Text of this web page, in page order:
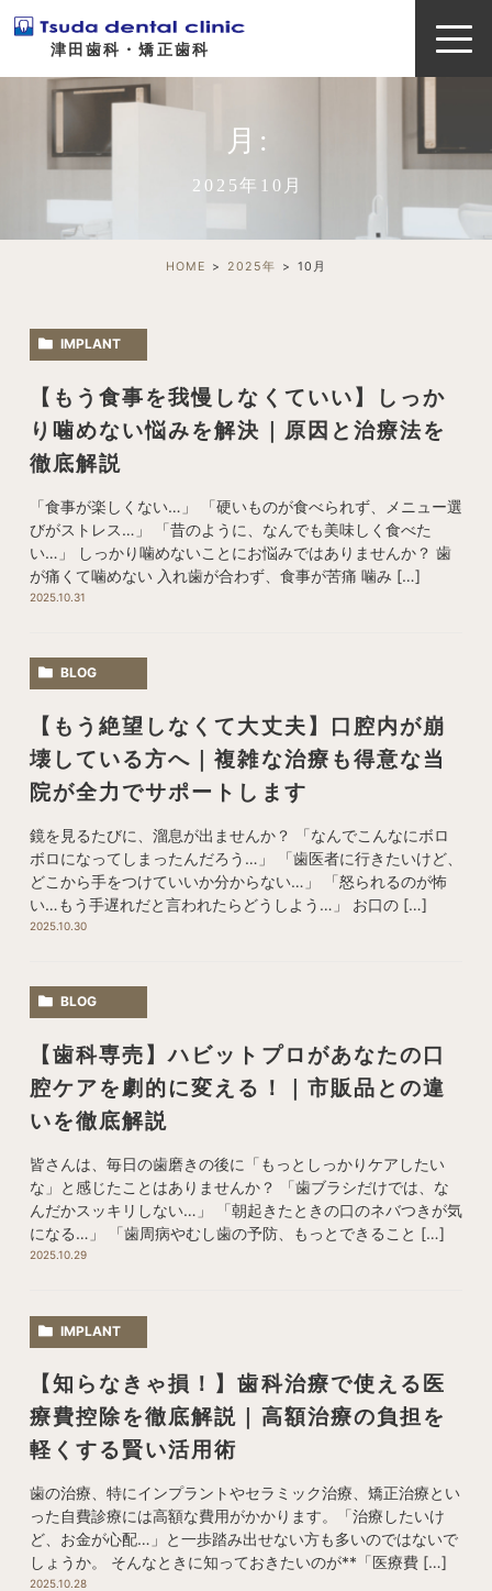
津田歯科・矯正歯科
月:
2025年10月
HOME 2025年 10 月
IMPLANT
【もう食事を我慢しなくていい】しっか
り噛めない悩みを解決｜原因と治療法を
徹底解説
「食事が楽しくない…」 「硬いものが食べられず、メニュー選
びがストレス…」 「昔のように、なんでも美味しく食べた
い…」 しっかり噛めないことにお悩みではありませんか？ 歯
が痛くて噛めない 入れ歯が合わず、食事が苦痛 噛み […]
2025.10.31
BLOG
【もう絶望しなくて大丈夫】口腔内が崩
壊している方へ｜複雑な治療も得意な当
院が全力でサポートします
鏡を見るたびに、溜息が出ませんか？ 「なんでこんなにボロ
ボロになってしまったんだろう…」 「歯医者に行きたいけど、
どこから手をつけていいか分からない…」 「怒られるのが怖
い…もう手遅れだと言われたらどうしよう…」 お口の […]
2025.10.30
BLOG
【歯科専売】ハビットプロがあなたの口
腔ケアを劇的に変える！｜市販品との違
いを徹底解説
皆さんは、毎日の歯磨きの後に「もっとしっかりケアしたい
な」と感じたことはありませんか？ 「歯ブラシだけでは、な
んだかスッキリしない…」 「朝起きたときの口のネバつきが気
になる…」 「歯周病やむし歯の予防、もっとできること […]
2025.10.29
IMPLANT
【知らなきゃ損！】歯科治療で使える医
療費控除を徹底解説｜高額治療の負担を
軽くする賢い活用術
歯の治療、特にインプラントやセラミック治療、矯正治療とい
った自費診療には高額な費用がかかります。「治療したいけ
ど、お金が心配…」と一歩踏み出せない方も多いのではないで
しょうか。 そんなときに知っておきたいのが**「医療費 […]
2025.10.28